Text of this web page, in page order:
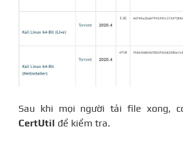
Sau khi mọi người tải file xong,
CertUtil để kiểm tra.